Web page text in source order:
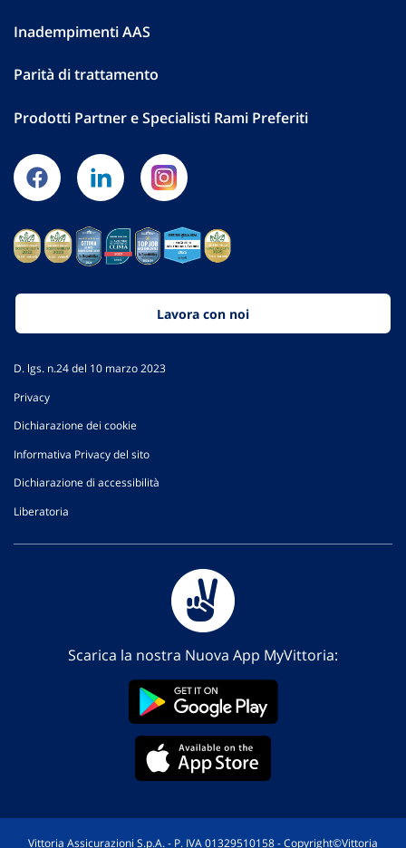
Inadempimenti AAS
Parità di trattamento
Prodotti Partner e Specialisti Rami Preferiti
Lavora con noi
D. lgs. n.24 del 10 marzo 2023
Privacy
Dichiarazione dei cookie
Informativa Privacy del sito
Dichiarazione di accessibilità
Liberatoria
Scarica la nostra Nuova App MyVittoria:
Vittoria Assicurazioni S.p.A. - P. IVA 01329510158 - Copyright©Vittoria